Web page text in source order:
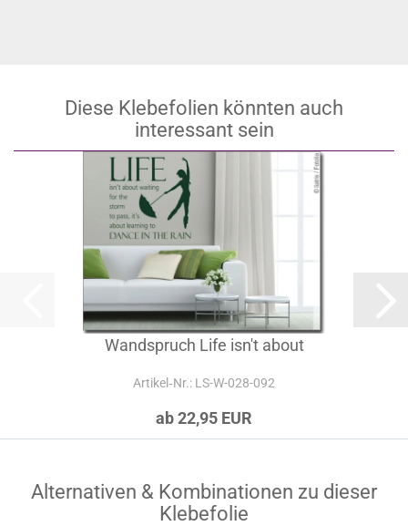
Diese Klebefolien könnten auch
interessant sein
Wandspruch Life isn't about
Artikel‑Nr.: LS-W-028-092
ab 22,95 EUR
Alternativen & Kombinationen zu dieser
Klebefolie